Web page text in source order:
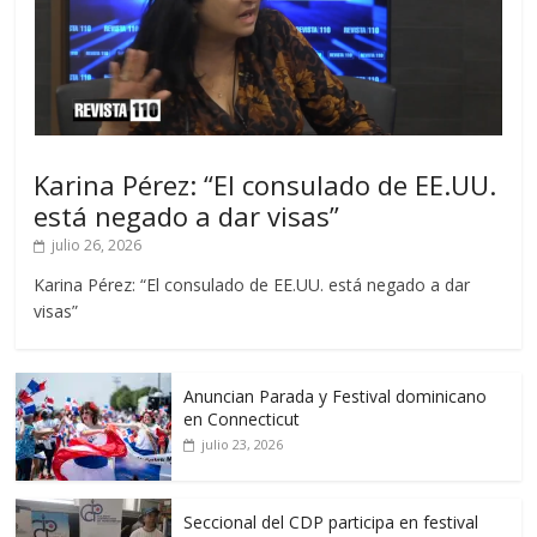
Karina Pérez: “El consulado de EE.UU.
está negado a dar visas”
julio 26, 2026
Karina Pérez: “El consulado de EE.UU. está negado a dar
visas”
Anuncian Parada y Festival dominicano
en Connecticut
julio 23, 2026
Seccional del CDP participa en festival